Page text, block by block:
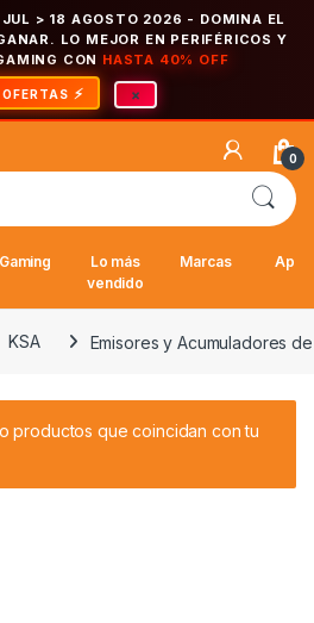
> 18 AGOSTO 2026 - DOMINA EL
LO MEJOR EN PERIFÉRICOS Y
CON HASTA 40% OFF
OFERTAS ×
0
Gaming
Lo más
vendido
Marcas
KSA Emisores y Acumuladores
productos que coincidan con tu